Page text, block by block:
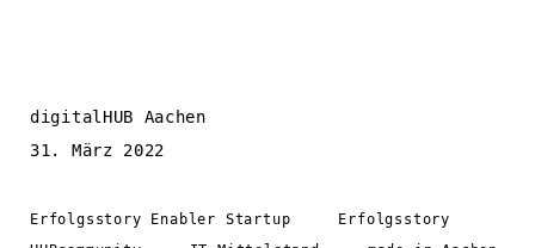
digitalHUB Aachen
31. März 2022
Erfolgsstory Enabler Startup
Erfolgsstory